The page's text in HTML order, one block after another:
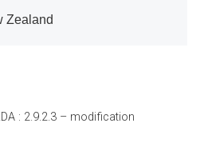
Zealand